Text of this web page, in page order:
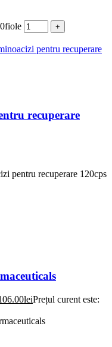
recuperare
pentru recuperare 120cps
leiPrețul curent este: